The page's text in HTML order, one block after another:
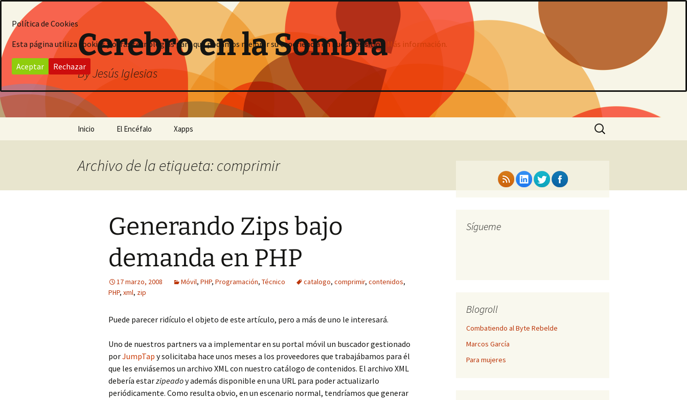
contenido
Cerebro en la Sombra
By Jesús Iglesias
Inicio El Encéfalo Xapps
Buscar:
Archivo de la etiqueta: comprimir
Generando Zips bajo
demanda en PHP
17 marzo, 2008 Móvil, PHP, Programación, Técnico catalogo, comprimir, contenidos,
PHP, xml, zip
Puede parecer ridículo el objeto de este artículo, pero a más de uno le interesará.
Uno de nuestros partners va a implementar en su portal móvil un buscador gestionado
porJumpTap y solicitaba hace unos meses a los proveedores que trabajábamos para él
que les enviásemos un archivo XML con nuestro catálogo de contenidos. El archivo XML
debería estarzipeadoy además disponible en una URL para poder actualizarlo
periódicamente. Como resulta obvio, en un escenario normal, tendríamos que generar
Sígueme
Blogroll
Combatiendo al Byte Rebelde
Marcos García
Para mujeres
Política de Cookies
Esta página utiliza cookies y otras tecnologías para que podamos mejorar su experiencia en nuestros sitios: Más información.
Aceptar Rechazar